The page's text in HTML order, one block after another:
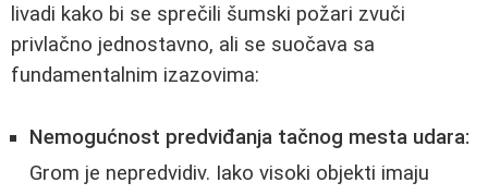
livadi kako bi se sprečili šumski požari zvuči
privlačno jednostavno, ali se suočava sa
fundamentalnim izazovima:
Nemogućnost predviđanja tačnog mesta udara:
Grom je nepredvidiv. Iako visoki objekti imaju